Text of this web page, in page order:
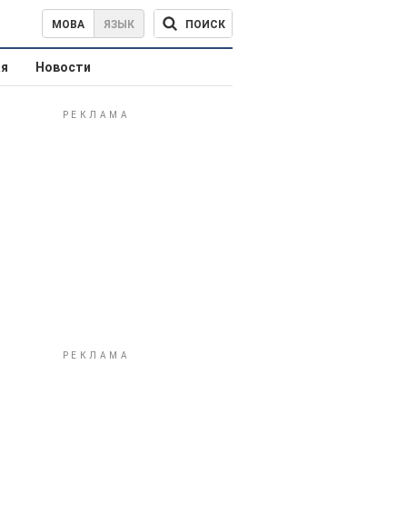
МОВА ЯЗЫК ПОИСК
Новости